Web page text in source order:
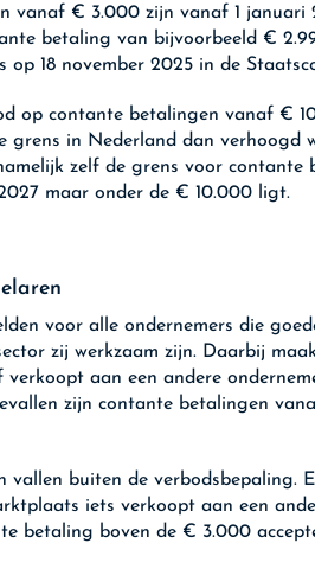
vanaf € 3.000 zijn vanaf 1 januari
betaling van bijvoorbeeld €
op 18 november 2025 in de
op contante betalingen vanaf €
grens in Nederland dan verhoogd
zelf de grens voor contante
maar onder de € 10.000 ligt.
voor alle ondernemers die
zij werkzaam zijn. Daarbij
verkoopt aan een andere
zijn contante betalingen
vallen buiten de verbodsbepaling.
iets verkoopt aan een
betaling boven de € 3.000